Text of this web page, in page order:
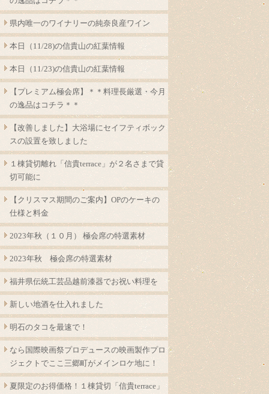
県内唯一のワイナリーの純奈良産ワイン
本日（11/28)の信貴山の紅葉情報
本日（11/23)の信貴山の紅葉情報
【プレミアム極会席】＊＊料理長厳選・今月
の逸品はコチラ＊＊
【改善しました】大浴場にセイフティボック
スの設置を致しました
１棟貸切離れ「信貴terrace」が２名さまで貸
切可能に
【クリスマス期間のご案内】OPのケーキの
仕様と料金
2023年秋（１０月） 極会席の特選素材
2023年秋 極会席の特選素材
福井県伝統工芸品越前漆器でお祝い料理を
新しい地酒を仕入れました
明石のタコを最速で！
なら国際映画祭プロデュースの映画製作プロ
ジェクトでここ三郷町がメインロケ地に！
夏限定のお得価格！１棟貸切「信貴terrace」